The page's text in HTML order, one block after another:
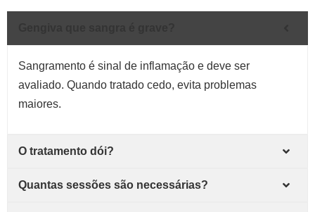
Sangramento é sinal de inflamação e deve ser
avaliado. Quando tratado cedo, evita problemas
maiores.
O tratamento dói?
Quantas sessões são necessárias?